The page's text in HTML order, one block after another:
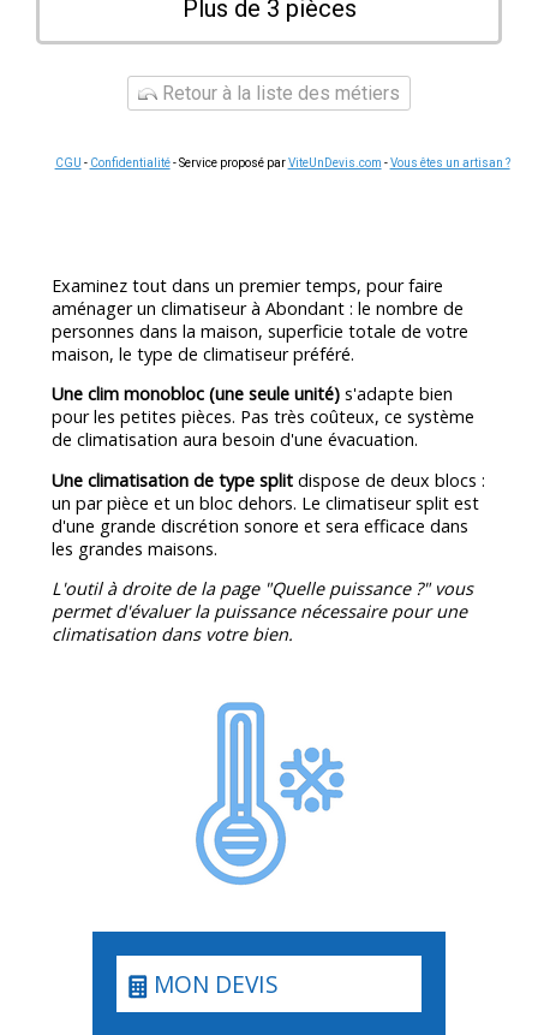
Plus de 3 pièces
Retour à la liste des métiers
CGU - Confidentialité- Service proposé parViteUnDevis.com -Vous êtes un artisan ?
Examinez tout dans un premier temps, pour faire
aménager un climatiseur à Abondant : le nombre de
personnes dans la maison, superficie totale de votre
maison, le type de climatiseur préféré.
Une clim monobloc (une seule unité) s'adapte bien
pour les petites pièces. Pas très coûteux, ce système
de climatisation aura besoin d'une évacuation.
Une climatisation de type split dispose de deux blocs :
un par pièce et un bloc dehors. Le climatiseur split est
d'une grande discrétion sonore et sera efficace dans
les grandes maisons.
L'outil à droite de la page "Quelle puissance ?" vous
permet d'évaluer la puissance nécessaire pour une
climatisation dans votre bien.
MON DEVIS